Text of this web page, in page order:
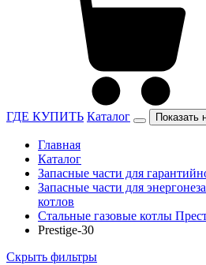
ГДЕ КУПИТЬ Каталог Показать
Главная
Каталог
Запасные части для
Запасные части для
котлов
Стальные газовые котлы
Prestige-30
Скрыть фильтры